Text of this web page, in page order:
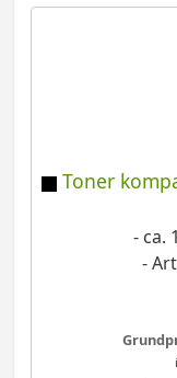
Toner
- ca.
-